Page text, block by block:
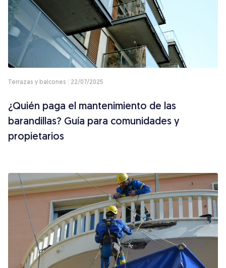
Terrazas y balcones 22/07/2025
¿Quién paga el mantenimiento de las
barandillas? Guía para comunidades y
propietarios